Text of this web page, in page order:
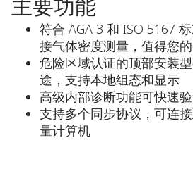
主要功能
符合 AGA 3 和 ISO 5167
接气体密度测量，值得您
危险区域认证的顶部安装
途，支持本地组态和显示
高级内部诊断功能可快速
支持多个同步协议，可连
量计算机